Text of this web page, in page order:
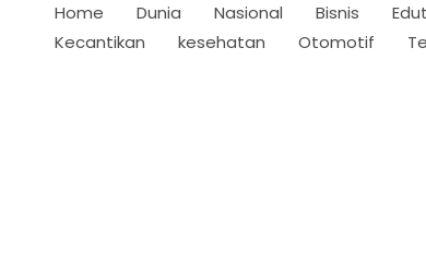
Home Dunia Nasional Bisnis
Kecantikan
kesehatan Otomotif